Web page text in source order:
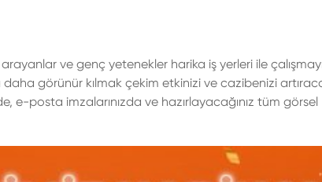
ve genç yetenekler harika iş yerleri ile
görünür kılmak çekim etkinizi ve cazibenizi
e-posta imzalarınızda ve hazırlayacağınız tüm görsel